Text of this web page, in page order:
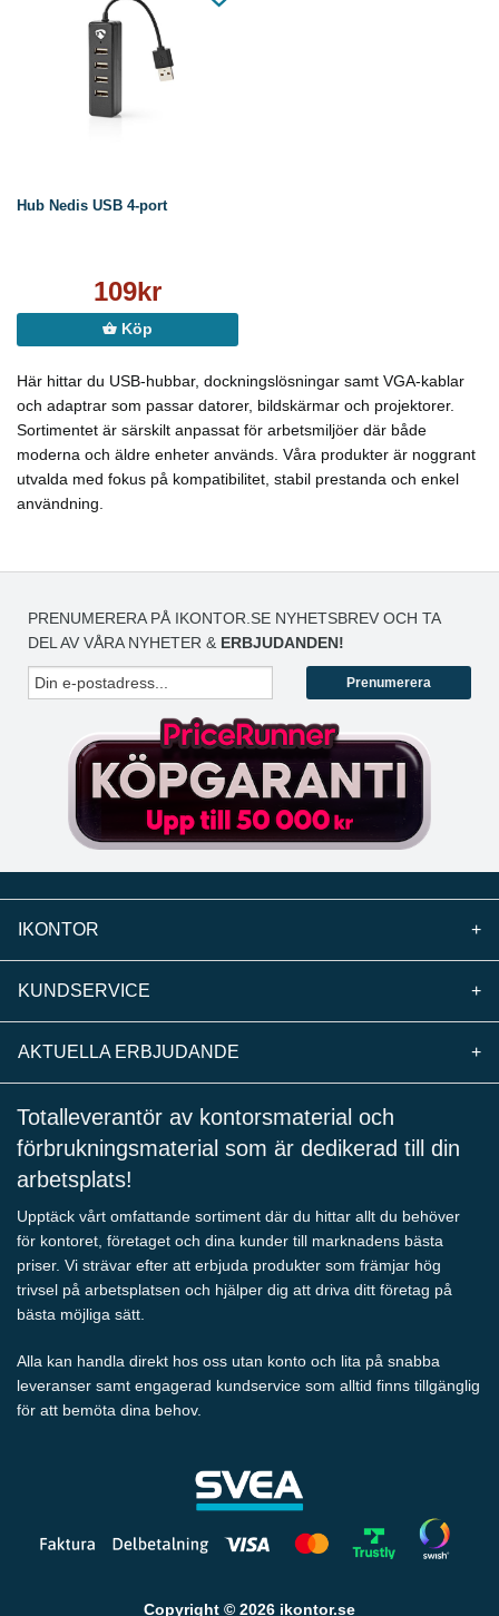
Hub Nedis USB 4-port
109kr
Köp
Här hittar du USB-hubbar, dockningslösningar samt VGA-kablar
och adaptrar som passar datorer, bildskärmar och projektorer.
Sortimentet är särskilt anpassat för arbetsmiljöer där både
moderna och äldre enheter används. Våra produkter är noggrant
utvalda med fokus på kompatibilitet, stabil prestanda och enkel
användning.
PRENUMERERA PÅ IKONTOR.SE NYHETSBREV OCH TA
DEL AV VÅRA NYHETER & ERBJUDANDEN!
Prenumerera
IKONTOR +
KUNDSERVICE +
AKTUELLA ERBJUDANDE +
Totalleverantör av kontorsmaterial och
förbrukningsmaterial som är dedikerad till din
arbetsplats!
Upptäck vårt omfattande sortiment där du hittar allt du behöver
för kontoret, företaget och dina kunder till marknadens bästa
priser. Vi strävar efter att erbjuda produkter som främjar hög
trivsel på arbetsplatsen och hjälper dig att driva ditt företag på
bästa möjliga sätt.
Alla kan handla direkt hos oss utan konto och lita på snabba
leveranser samt engagerad kundservice som alltid finns tillgänglig
för att bemöta dina behov.
Copyright © 2026 ikontor.se